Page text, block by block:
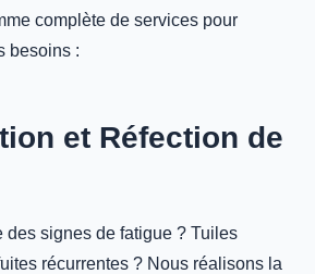
complète de services pour
besoins :
et Réfection de
des signes de fatigue ? Tuiles
récurrentes ? Nous réalisons la